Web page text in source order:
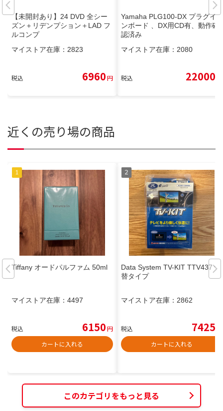
【未開封あり】24 DVD 全シー
ズン＋リデンプション＋LAD フ
ルコンプ
マイストア在庫： 2823
税込 6960円
Yamaha PLG100-DX プラグイ
ンボード 、DX用CD有、動作確
認済み
マイストア在庫： 2080
税込 22000
近くの売り場の商品
Tiffany オードパルファム 50ml
マイストア在庫： 4497
税込 6150円
カートに入れる
Data System TV-KIT TTV437 切
替タイプ
マイストア在庫： 2862
税込 7425
カートに入れる
このカテゴリをもっと見る